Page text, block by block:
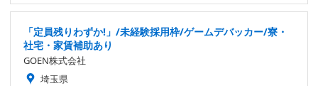
「定員残りわずか!」/未経験採用枠/ゲームデバッカー/寮・
社宅・家賃補助あり
GOEN株式会社
埼玉県